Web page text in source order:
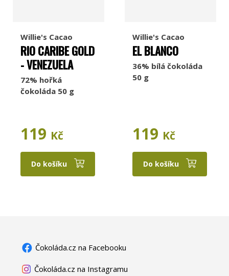
Willie's Cacao
RIO CARIBE GOLD
- VENEZUELA
72% hořká
čokoláda 50 g
119 Kč
Do košíku
Willie's Cacao
EL BLANCO
36% bílá čokoláda
50 g
119 Kč
Do košíku
Čokoláda.cz na Facebooku
Čokoláda.cz na Instagramu